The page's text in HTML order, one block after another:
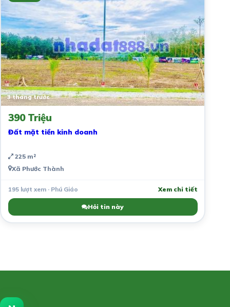
3 tháng trước
390 Triệu
Đất mặt tiền kinh doanh
225 m²
Xã Phước Thành
195 lượt xem · Phú Giáo Xem chi tiết
Hỏi tin này